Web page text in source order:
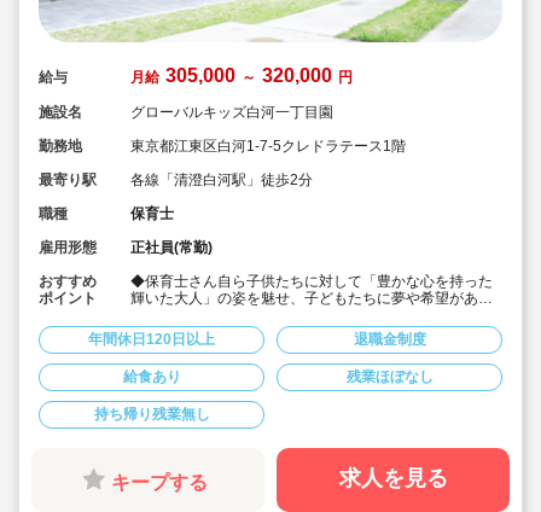
給与 月給 305,000 ～ 320,000 円
施設名
グローバルキッズ白河一丁目園
勤務地
東京都江東区白河1-7-5クレドラテース1階
最寄り駅
各線「清澄白河駅」徒歩2分
職種
保育士
雇用形態
正社員(常勤)
おすすめ
ポイント
◆保育士さん自ら子供たちに対して「豊かな心を持った
輝いた大人」の姿を魅せ、子どもたちに夢や希望がある
◆年間休日125日以上！
◆子育て期間中は時短勤務OK
◆半日有給OKで子育て中の方も働きやすい環境です
◆会社独自の休暇制度がありますので、独身、既婚者問
わずノビノビと働きやすい環境です。
◆宿舎借上げ制度利用可能です！
◆職員間の人間関係を大事にしています。チーム保育で
新しい仲間も皆でサポート。新卒で不安な方、中途で馴
染めるか不安な方ブランク空けの方、別業種からのキャ
リアチェンジの方！どんな方でもチームでサポートしあ
いながら保育をする環境です
年間休日120日以上 退職金制度
給食あり 残業ほぼなし
持ち帰り残業無し
キープする 求人を見る